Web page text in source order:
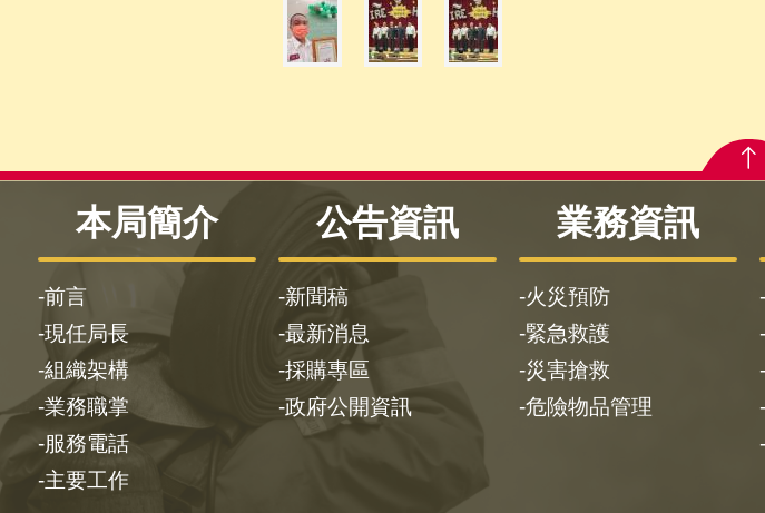
本局簡介
前言
現任局長
組織架構
業務職掌
服務電話
主要工作
公告資訊
新聞稿
最新消息
採購專區
政府公開資訊
業務資訊
火災預防
緊急救護
災害搶救
危險物品管理